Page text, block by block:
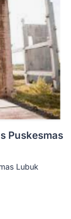
Puskesmas
Lubuk